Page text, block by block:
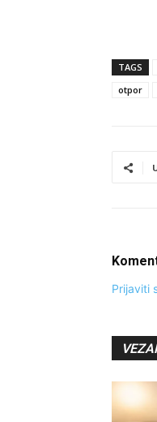
TAGS
otpor
Prijaviti